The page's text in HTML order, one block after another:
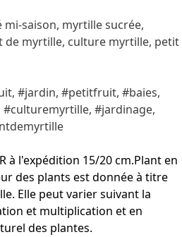
saison, myrtille sucrée,
de myrtille, culture myrtille, petit
#jardin, #petitfruit, #baies,
#jardinage,
à l'expédition 15/20 cm.Plant en
des plants est donnée à titre
Elle peut varier suivant la
et multiplication et en
des plantes.